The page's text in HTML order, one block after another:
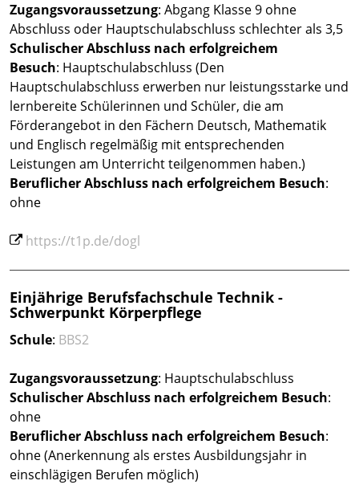
Zugangsvoraussetzung: Abgang Klasse 9 ohne
Abschluss oder Hauptschulabschluss schlechter als 3,5
Schulischer Abschluss nach erfolgreichem
Besuch: Hauptschulabschluss (Den
Hauptschulabschluss erwerben nur leistungsstarke und
lernbereite Schülerinnen und Schüler, die am
Förderangebot in den Fächern Deutsch, Mathematik
und Englisch regelmäßig mit entsprechenden
Leistungen am Unterricht teilgenommen haben.)
Beruflicher Abschluss nach erfolgreichem Besuch:
ohne
https://t1p.de/dogl
Einjährige Berufsfachschule Technik -
Schwerpunkt Körperpflege
Schule: BBS2
Zugangsvoraussetzung: Hauptschulabschluss
Schulischer Abschluss nach erfolgreichem Besuch:
ohne
Beruflicher Abschluss nach erfolgreichem Besuch:
ohne (Anerkennung als erstes Ausbildungsjahr in
einschlägigen Berufen möglich)